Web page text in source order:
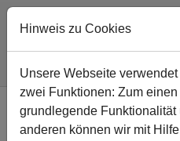
Zum Hauptinhalt springen
Sie sind hier:
Fridtjof Nansen Realschule
Runden für
Hinweis zu Cookies
Unsere Webseite
zwei Funktionen: Zum
grundlegende Funktionalität
anderen können wir mit